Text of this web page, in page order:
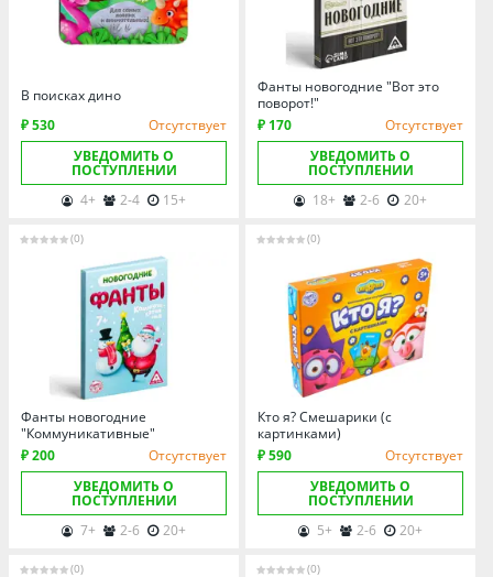
В поисках дино
₽ 530
Отсутствует
УВЕДОМИТЬ О
ПОСТУПЛЕНИИ
4+
2-4 15+
Фанты новогодние "Вот это
поворот!"
₽ 170
Отсутствует
УВЕДОМИТЬ О
ПОСТУПЛЕНИИ
18+
2-6 20+
(0)
Фанты новогодние
"Коммуникативные"
₽ 200
Отсутствует
УВЕДОМИТЬ О
ПОСТУПЛЕНИИ
7+
2-6 20+
(0)
Кто я? Смешарики (с
картинками)
₽ 590
Отсутствует
УВЕДОМИТЬ О
ПОСТУПЛЕНИИ
5+
2-6 20+
(0) (0)